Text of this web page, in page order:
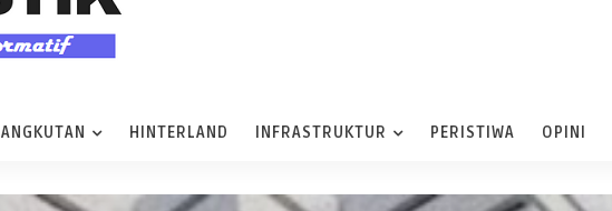
ANGKUTAN HINTERLAND INFRASTRUKTUR PERISTIWA OPINI